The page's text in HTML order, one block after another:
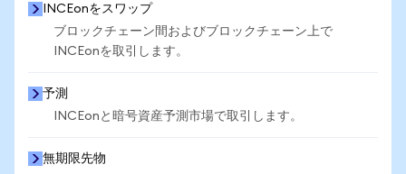
INCEonをスワップ
ブロックチェーン間およびブロックチェーン上で
INCEonを取引します。
予測
INCEonと暗号資産予測市場で取引します。
無期限先物